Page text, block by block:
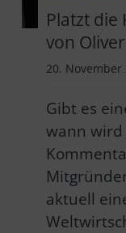
Platzt die
von
20. November
Gibt es
wann wird
aktuell